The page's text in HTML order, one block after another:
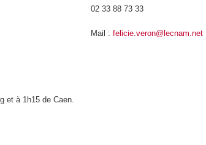
et à 1h15 de Caen.
02 33 88 73 33
Mail :felicie.veron@lecnam.net